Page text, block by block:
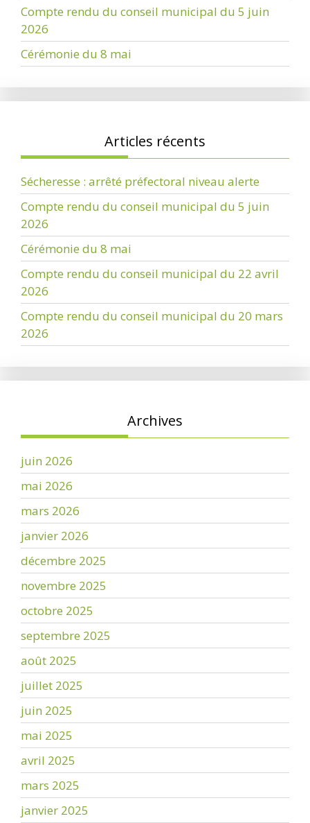
Compte rendu du conseil municipal du 5 juin
2026
Cérémonie du 8 mai
Articles récents
Sécheresse : arrêté préfectoral niveau alerte
Compte rendu du conseil municipal du 5 juin
2026
Cérémonie du 8 mai
Compte rendu du conseil municipal du 22 avril
2026
Compte rendu du conseil municipal du 20 mars
2026
Archives
juin 2026
mai 2026
mars 2026
janvier 2026
décembre 2025
novembre 2025
octobre 2025
septembre 2025
août 2025
juillet 2025
juin 2025
mai 2025
avril 2025
mars 2025
janvier 2025